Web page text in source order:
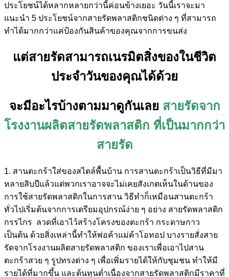
ประโยชน์ได้หลากหลายกว่านี้ค่อนข้างเยอะ วันนี้เราจะมา
แนะนำ 5 ประโยชน์จากสายรัดพลาสติกชนิดต่าง ๆ ที่สามารถ
ทำได้มากกว่าแค่ป้องกันสินค้าของคุณจากการขนส่ง
แต่สายรัดสามารถเนรมิตสิ่งของในชีวิต
ประจำวันของคุณได้ด้วย
จะมีอะไรบ้างตามมาดูกันเลย สายรัดจาก
โรงงานผลิตสายรัดพลาสติก ที่เป็นมากกว่า
สายรัด
1. สานตะกร้าใส่ของสไตล์พื้นบ้าน การสานตะกร้าเป็นวิธีที่มีมา
หลายสิบปีแล้วแต่พวกเราอาจจะไม่เคยสังเกตเห็นในด้านของ
การใช้สายรัดพลาสติกในการสาน วิธีทำก็เหมือนสานตะกร้า
ทั่วไปเริ่มต้นจากการเตรียมอุปกรณ์ง่าย ๆ อย่าง สายรัดพลาสติก
กรรไกร ลวดที่เอาไว้สร้างโครงของตะกร้า กระดาษกาว
เป็นต้น ด้วยสิ่งเหล่านี้ทำให้พ่อค้าแม่ค้าโอทอป บางรายสั่งสาย
รัดจากโรงงานผลิตสายรัดพลาสติก ของเราเพื่อเอาไปสาน
ตะกร้าสวย ๆ รูปทรงต่าง ๆ เพื่อเพิ่มรายได้ให้กับชุมชน ทำให้มี
รายได้ที่มากขึ้น และต้นทุนต่ำเนื่องจากสายรัดพลาสติกมีราคาที่